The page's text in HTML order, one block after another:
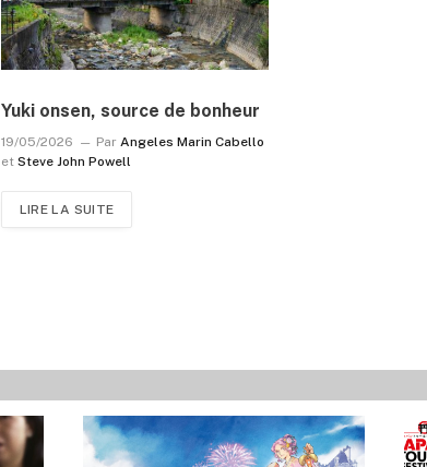
Yuki onsen, source de bonheur
19/05/2026 Par Angeles Marin Cabello
et Steve John Powell
LIRE LA SUITE